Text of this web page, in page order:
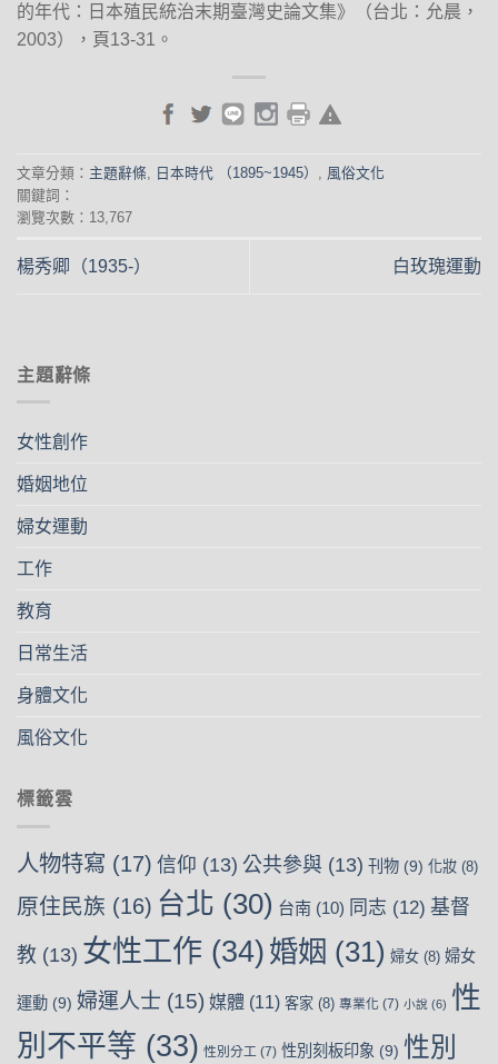
的年代：日本殖民統治末期臺灣史論文集》（台北：允晨，
2003），頁13-31。
文章分類： 主題辭條 日本時代 （1895~1945）
風俗文化
關鍵詞：
瀏覽次數：13,767
楊秀卿（1935-） 白玫瑰運動
主題辭條
女性創作
婚姻地位
婦女運動
工作
教育
日常生活
身體文化
風俗文化
標籤雲
人物特寫 (17) 信仰 (13) 公共參與 (13) 刊物 (9) 化妝 (8)
原住民族 (16) 台北 (30) 台南 (10) 同志 (12) 基督
教 (13) 女性工作 (34) 婚姻 (31) 婦女 (8) 婦女
運動 (9) 婦運人士 (15) 媒體 (11) 客家 (8) 專業化 (7) 小說 (6) 性
別不平等 (33) 性別分工 (7) 性別刻板印象 (9) 性別